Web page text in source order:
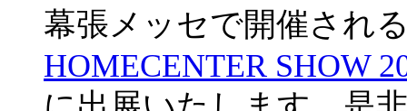
幕張メッセで開催され
HOMECENTER SHOW